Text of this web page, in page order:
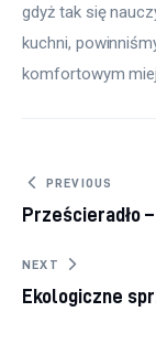
gdyż tak się
kuchni,
komfortowym
Nawigacja
PREVIOUS
Prześcieradło
NEXT
Ekologiczne